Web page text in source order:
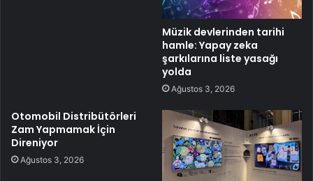
Müzik devlerinden tarihi
hamle: Yapay zeka
şarkılarına liste yasağı
yolda
Ağustos 3, 2026
Otomobil Distribütörleri
Zam Yapmamak İçin
Direniyor
Ağustos 3, 2026